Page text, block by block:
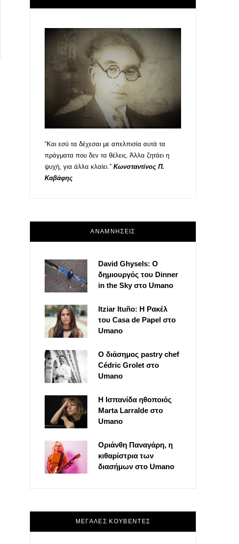
“Και εσύ τα δέχεσαι με απελπισία αυτά τα
πράγματα που δεν τα θέλεις. Άλλα ζητάει η
ψυχή, για άλλα κλαίει.” Κωνσταντίνος Π.
Καβάφης
ΑΝΑΜΝΗΣΕΙΣ
David Ghysels: Ο
δημιουργός του Dinner
in the Sky στο Umano
Itziar Ituño: Η Ρακέλ
του Casa de Papel στο
Umano
Ο διάσημος pastry chef
Cédric Grolet στο
Umano
Η Ισπανίδα ηθοποιός
Marta Larralde στο
Umano
Οριάνθη Παναγάρη, η
κιθαρίστρια των
διασήμων στο Umano
ΜΕΓΑΛΕΣ ΚΟΥΒΕΝΤΕΣ